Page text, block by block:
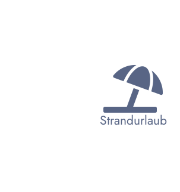
Strandurlaub